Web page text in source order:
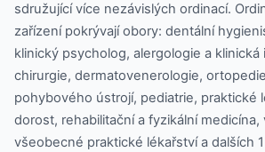
sdružující více nezávislých ordinací.
zařízení pokrývají obory: dentální
klinický psycholog, alergologie a klinická
chirurgie, dermatovenerologie,
pohybového ústrojí, pediatrie, praktické
dorost, rehabilitační a fyzikální medicína,
všeobecné praktické lékařství a dalších